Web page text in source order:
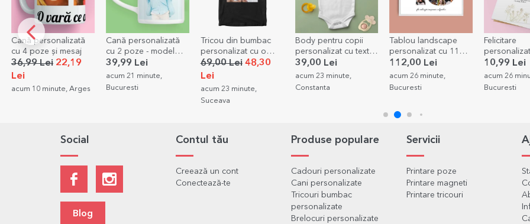
Cană personalizată
cu 2 poze - model
toartă în formă de
inimă
39,99 Lei
acum 21 minute,
Bucuresti
Tricou din bumbac
personalizat cu o
poză pătrată
69,00 Lei
Lei
acum 23 minute,
Body pentru copii
personalizat cu text -
Cerere nași
39,00 Lei
acum 23 minute,
Constanta
Tablou landscape
personalizat cu 11
poze model numărul
18 și mesaj text
112,00 Lei
acum 26 minute,
Bucuresti
Felicitare
personalizată cu
poză și text -
Elegance
10,99 Lei
acum 26 minute,
Bucuresti
Tablou
cu 2 poze
68,99 Lei
acum 30
Bucuresti
Social
Blog
Contul tău
Creează un cont
Conectează-te
Produse populare
Cadouri personalizate
Cani personalizate
Tricouri bumbac
personalizate
Brelocuri personalizate
Servicii
Printare poze
Printare magneti
Printare tricouri